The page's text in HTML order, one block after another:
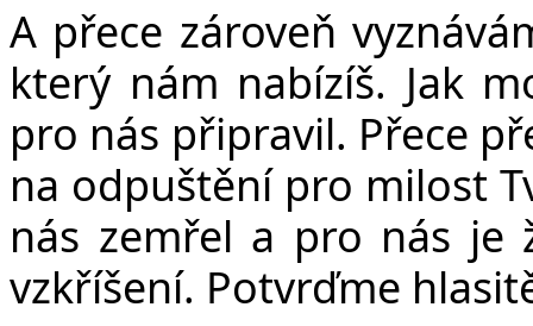
A přece zároveň
který nám nabízíš. Jak
pro nás připravil. Přece
na odpuštění pro milost
nás zemřel a pro nás je
vzkříšení. Potvrďme